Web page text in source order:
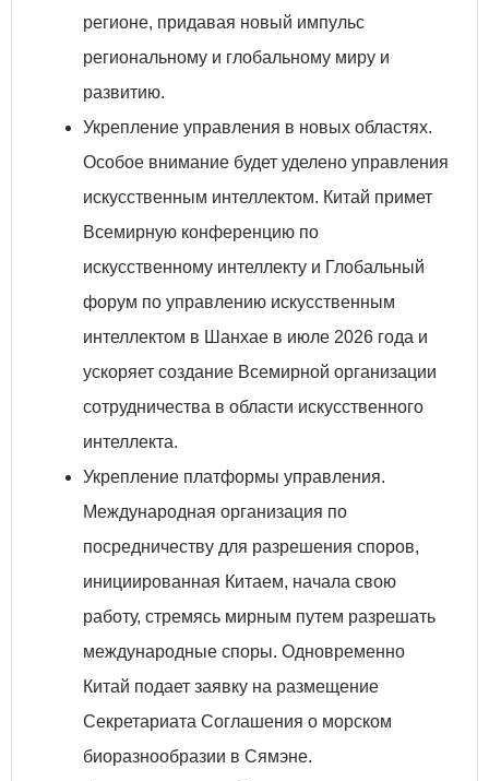
регионе, придавая новый импульс
региональному и глобальному миру и
развитию.
Укрепление управления в новых областях.
Особое внимание будет уделено управления
искусственным интеллектом. Китай примет
Всемирную конференцию по
искусственному интеллекту и Глобальный
форум по управлению искусственным
интеллектом в Шанхае в июле 2026 года и
ускоряет создание Всемирной организации
сотрудничества в области искусственного
интеллекта.
Укрепление платформы управления.
Международная организация по
посредничеству для разрешения споров,
инициированная Китаем, начала свою
работу, стремясь мирным путем разрешать
международные споры. Одновременно
Китай подает заявку на размещение
Секретариата Соглашения о морском
биоразнообразии в Сямэне.